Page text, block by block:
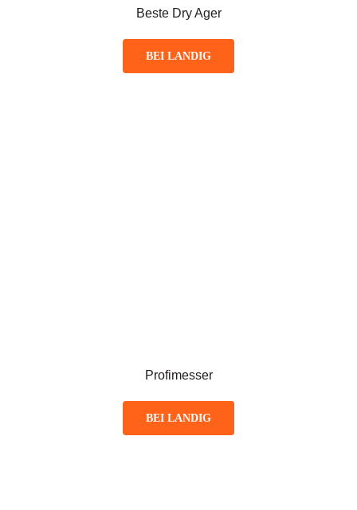
Beste Dry Ager
BEI LANDIG
Profimesser
BEI LANDIG